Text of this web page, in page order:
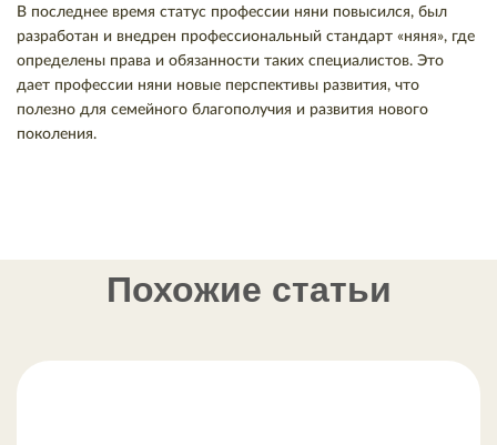
В последнее время статус профессии няни повысился, был
разработан и внедрен профессиональный стандарт «няня», где
определены права и обязанности таких специалистов. Это
дает профессии няни новые перспективы развития, что
полезно для семейного благополучия и развития нового
поколения.
Похожие статьи